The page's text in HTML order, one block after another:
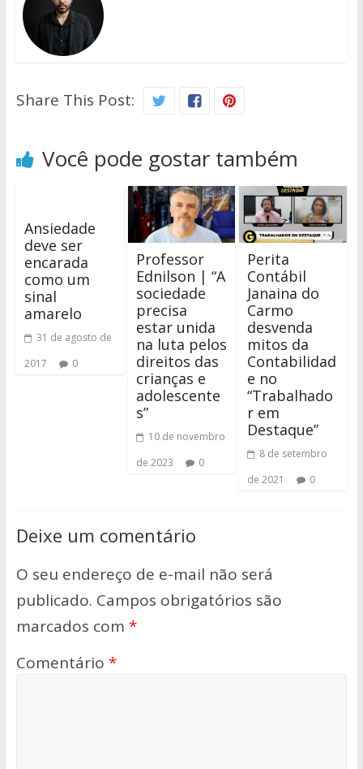
Share This Post:
Você pode gostar também
Ansiedade
deve ser
encarada
como um
sinal
amarelo
31 de agosto de
2017
0
Professor
Ednilson | “A
sociedade
precisa
estar unida
na luta pelos
direitos das
crianças e
adolescente
s”
10 de novembro
de 2023
0
Perita
Contábil
Janaina do
Carmo
desvenda
mitos da
Contabilidad
e no
“Trabalhado
r em
Destaque”
8 de setembro
de 2021
0
Deixe um comentário
O seu endereço de e-mail não será
publicado. Campos obrigatórios são
marcados com *
Comentário *